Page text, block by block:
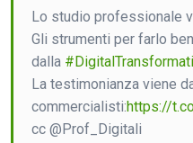
Lo studio professionale
Gli strumenti per farlo
dalla
La testimonianza viene
commercialisti:https://
cc @Prof_Digitali